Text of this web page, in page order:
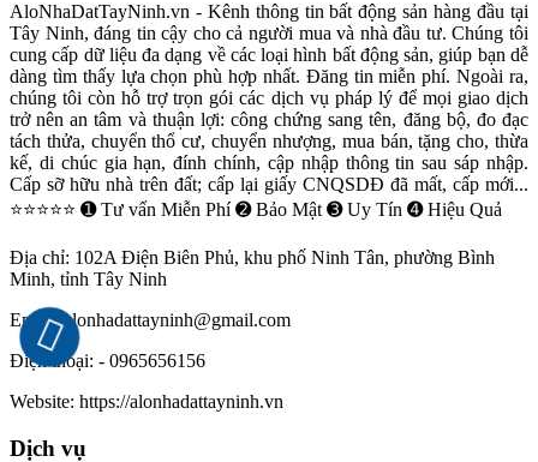
AloNhaDatTayNinh.vn - Kênh thông tin bất động sản hàng đầu tại
Tây Ninh, đáng tin cậy cho cả người mua và nhà đầu tư. Chúng tôi
cung cấp dữ liệu đa dạng về các loại hình bất động sản, giúp bạn dễ
dàng tìm thấy lựa chọn phù hợp nhất. Đăng tin miễn phí. Ngoài ra,
chúng tôi còn hỗ trợ trọn gói các dịch vụ pháp lý để mọi giao dịch
trở nên an tâm và thuận lợi: công chứng sang tên, đăng bộ, đo đạc
tách thửa, chuyển thổ cư, chuyển nhượng, mua bán, tặng cho, thừa
kế, di chúc gia hạn, đính chính, cập nhập thông tin sau sáp nhập.
Cấp sỡ hữu nhà trên đất; cấp lại giấy CNQSDĐ đã mất, cấp mới...
⭐⭐⭐⭐⭐ ➊ Tư vấn Miễn Phí ➋ Bảo Mật ➌ Uy Tín ➍ Hiệu Quả
Địa chỉ: 102A Điện Biên Phủ, khu phố Ninh Tân, phường Bình
Minh, tỉnh Tây Ninh
Email:alonhadattayninh@gmail.com
Điện thoại: - 0965656156
Website: https://alonhadattayninh.vn
Dịch vụ